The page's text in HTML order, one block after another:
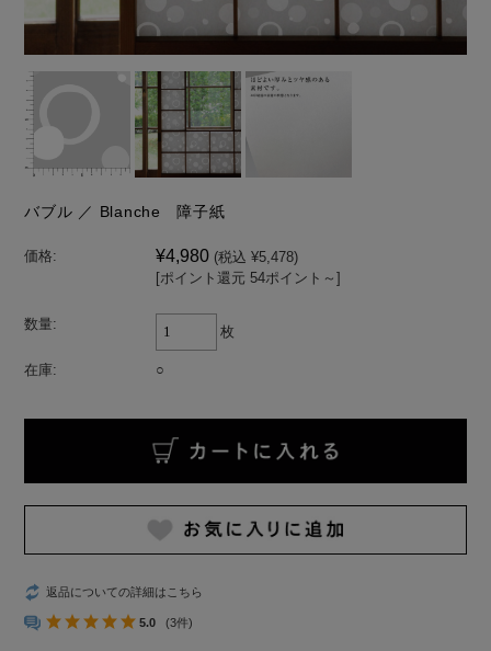
バブル ／ Blanche 障子紙
価格: ¥4,980 (税込 ¥5,478)
[ポイント還元 54ポイント～]
数量: 枚
在庫: ○
返品についての詳細はこちら
5.0 (3件)